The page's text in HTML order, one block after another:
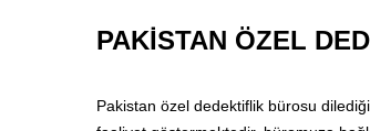
PAKİSTAN ÖZEL
Pakistan özel dedektiflik bürosu